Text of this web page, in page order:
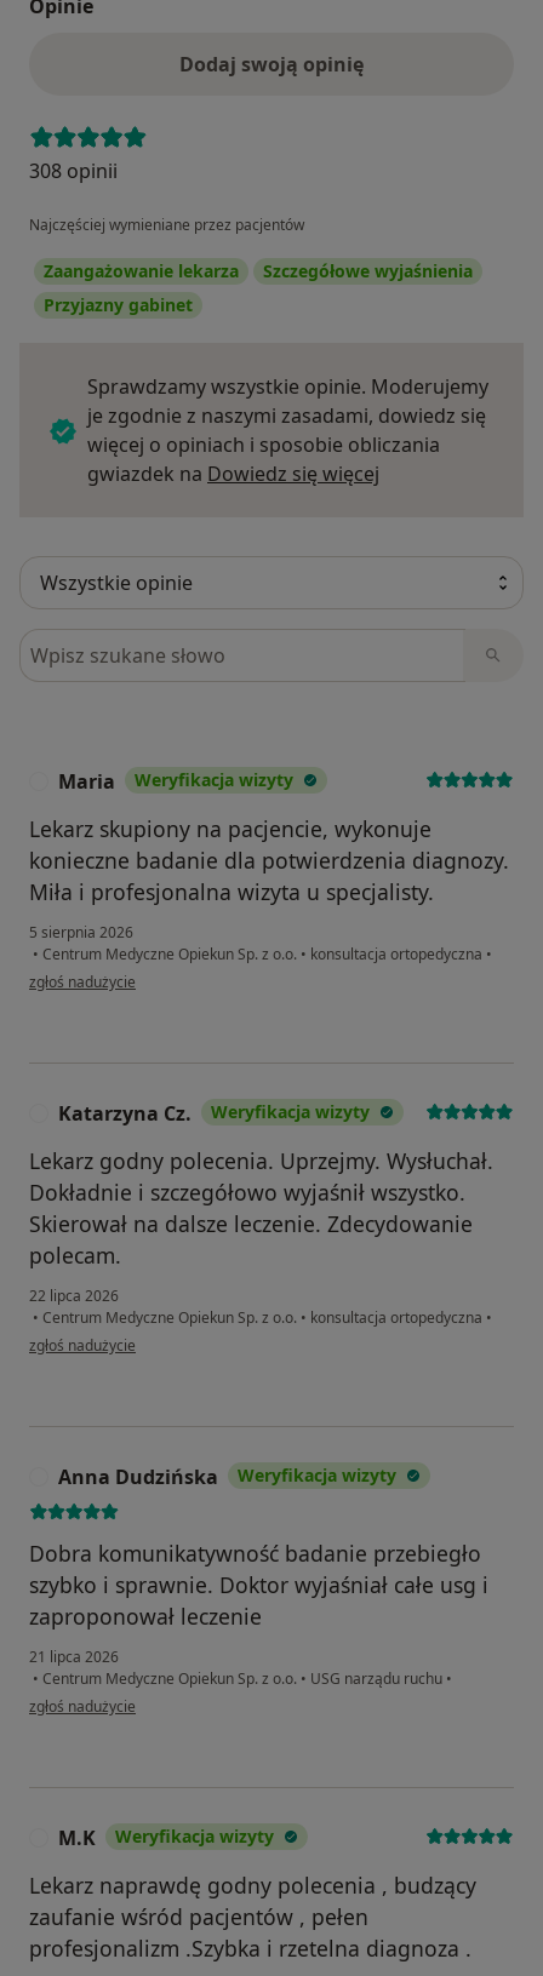
Opinie
Dodaj swoją opinię
308 opinii
Najczęściej wymieniane przez pacjentów
Zaangażowanie lekarza
Szczegółowe wyjaśnienia
Przyjazny gabinet
Sprawdzamy wszystkie opinie. Moderujemy
je zgodnie z naszymi zasadami, dowiedz się
więcej o opiniach i sposobie obliczania
gwiazdek na Dowiedz się więcej
Szukaj w opiniach
Maria Weryfikacja wizyty
Lekarz skupiony na pacjencie, wykonuje
konieczne badanie dla potwierdzenia diagnozy.
Miła i profesjonalna wizyta u specjalisty.
5 sierpnia 2026
• Centrum Medyczne Opiekun Sp. z o.o. • konsultacja ortopedyczna •
w opinii użytkownika Maria
zgłoś nadużycie
Katarzyna Cz. Weryfikacja wizyty
Lekarz godny polecenia. Uprzejmy. Wysłuchał.
Dokładnie i szczegółowo wyjaśnił wszystko.
Skierował na dalsze leczenie. Zdecydowanie
polecam.
22 lipca 2026
• Centrum Medyczne Opiekun Sp. z o.o. • konsultacja ortopedyczna •
w opinii użytkownika Katarzyna Cz.
zgłoś nadużycie
Anna Dudzińska Weryfikacja wizyty
Dobra komunikatywność badanie przebiegło
szybko i sprawnie. Doktor wyjaśniał całe usg i
zaproponował leczenie
21 lipca 2026
• Centrum Medyczne Opiekun Sp. z o.o. • USG narządu ruchu •
w opinii użytkownika Anna Dudzińska
zgłoś nadużycie
M.K Weryfikacja wizyty
Lekarz naprawdę godny polecenia , budzący
zaufanie wśród pacjentów , pełen
profesjonalizm .Szybka i rzetelna diagnoza .